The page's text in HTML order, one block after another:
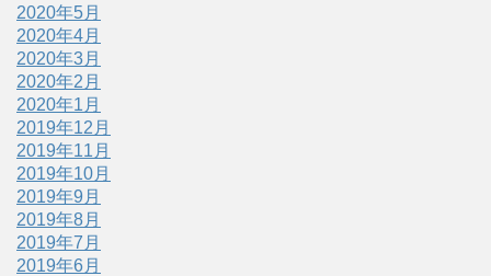
2020年5月
2020年4月
2020年3月
2020年2月
2020年1月
2019年12月
2019年11月
2019年10月
2019年9月
2019年8月
2019年7月
2019年6月